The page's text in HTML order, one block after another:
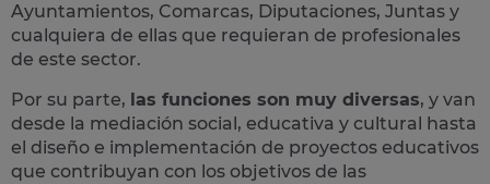
Ayuntamientos, Comarcas, Diputaciones, Juntas y
cualquiera de ellas que requieran de profesionales
de este sector.
Por su parte, las funciones son muy diversas, y van
desde la mediación social, educativa y cultural hasta
el diseño e implementación de proyectos educativos
que contribuyan con los objetivos de las